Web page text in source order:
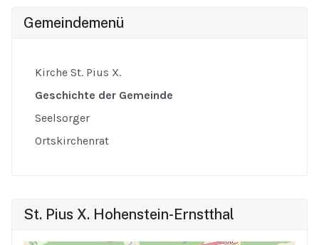
Gemeindemenü
Kirche St. Pius X.
Geschichte der Gemeinde
Seelsorger
Ortskirchenrat
St. Pius X. Hohenstein-Ernstthal